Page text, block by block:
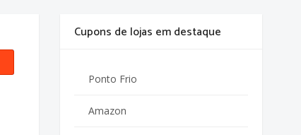
Cupons de lojas em destaque
Ponto Frio
Amazon